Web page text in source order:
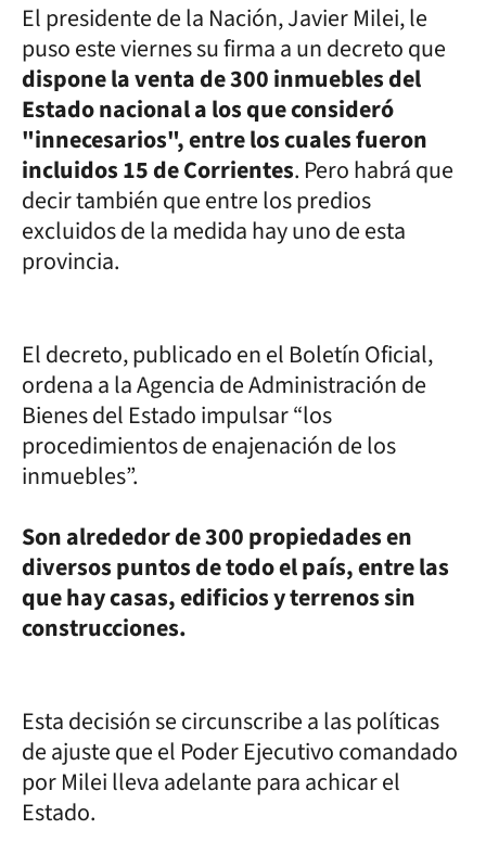
El presidente de la Nación, Javier Milei, le
puso este viernes su firma a un decreto que
dispone la venta de 300 inmuebles del
Estado nacional a los que consideró
"innecesarios", entre los cuales fueron
incluidos 15 de Corrientes. Pero habrá que
decir también que entre los predios
excluidos de la medida hay uno de esta
provincia.
El decreto, publicado en el Boletín Oficial,
ordena a la Agencia de Administración de
Bienes del Estado impulsar “los
procedimientos de enajenación de los
inmuebles”.
Son alrededor de 300 propiedades en
diversos puntos de todo el país, entre las
que hay casas, edificios y terrenos sin
construcciones.
Esta decisión se circunscribe a las políticas
de ajuste que el Poder Ejecutivo comandado
por Milei lleva adelante para achicar el
Estado.